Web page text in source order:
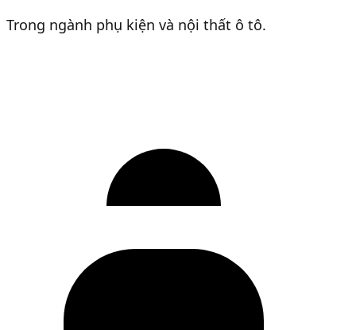
Trong ngành phụ kiện và nội thất ô tô.